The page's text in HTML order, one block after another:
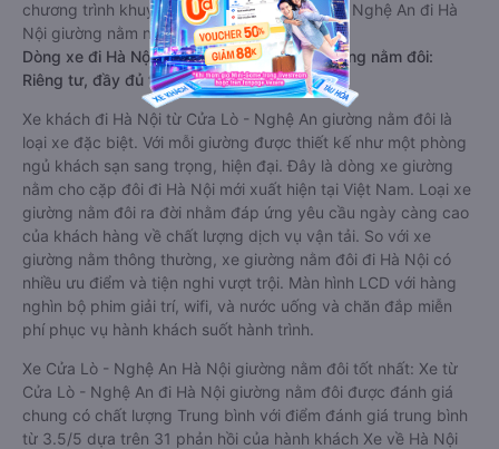
chương trình khuyến mãi, giá vé Xe Cửa Lò - Nghệ An đi Hà
Nội giường nằm này có thể sẽ rẻ hơn.
Dòng xe đi Hà Nội từ Cửa Lò - Nghệ An giường nằm đôi:
Riêng tư, đầy đủ tiện nghi
Xe khách đi Hà Nội từ Cửa Lò - Nghệ An giường nằm đôi là
loại xe đặc biệt. Với mỗi giường được thiết kế như một phòng
ngủ khách sạn sang trọng, hiện đại. Đây là dòng xe giường
nằm cho cặp đôi đi Hà Nội mới xuất hiện tại Việt Nam. Loại xe
giường nằm đôi ra đời nhằm đáp ứng yêu cầu ngày càng cao
của khách hàng về chất lượng dịch vụ vận tải. So với xe
giường nằm thông thường, xe giường nằm đôi đi Hà Nội có
nhiều ưu điểm và tiện nghi vượt trội. Màn hình LCD với hàng
nghìn bộ phim giải trí, wifi, và nước uống và chăn đắp miễn
phí phục vụ hành khách suốt hành trình.
Xe Cửa Lò - Nghệ An Hà Nội giường nằm đôi tốt nhất: Xe từ
Cửa Lò - Nghệ An đi Hà Nội giường nằm đôi được đánh giá
chung có chất lượng Trung bình với điểm đánh giá trung bình
từ 3.5/5 dựa trên 31 phản hồi của hành khách Xe về Hà Nội